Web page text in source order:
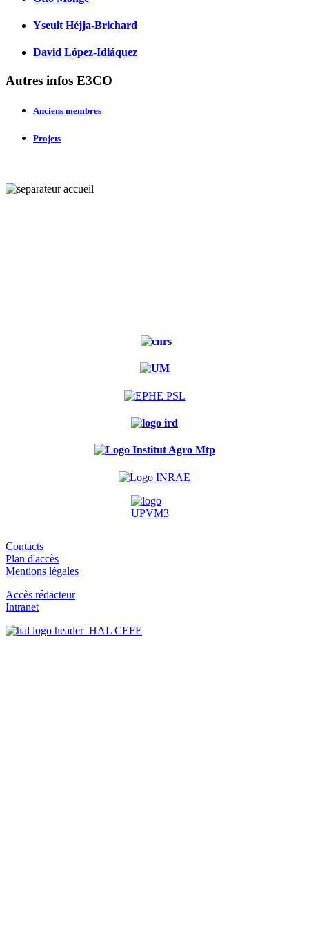
Yseult Héjja-Brichard
David López-Idiáquez
Autres infos E3CO
Anciens membres
Projets
Contacts
Plan d'accès
Mentions légales
Accès rédacteur
Intranet
HAL CEFE